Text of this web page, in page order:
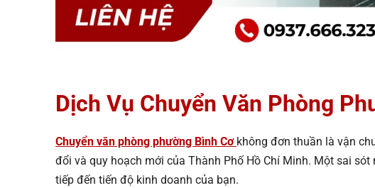
Dịch Vụ Chuyển Văn Phòng
Chuyển văn phòng phường Bình Cơ không đơn thuần là vận
đổi và quy hoạch mới của Thành Phố Hồ Chí Minh. Một sai
tiếp đến tiến độ kinh doanh của bạn.